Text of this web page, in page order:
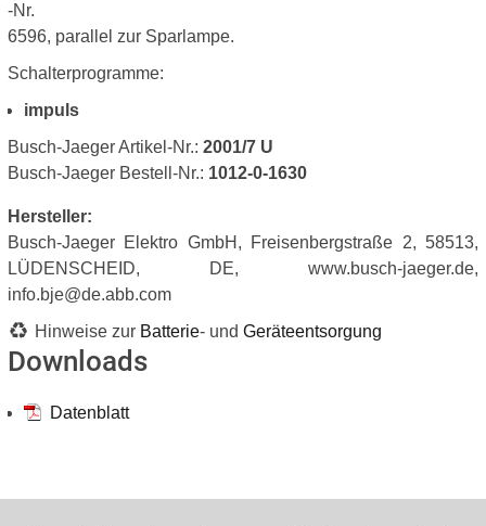
-Nr.
6596, parallel zur Sparlampe.
Schalterprogramme:
impuls
Busch-Jaeger Artikel-Nr.: 2001/7 U
Busch-Jaeger Bestell-Nr.: 1012-0-1630
Hersteller:
Busch-Jaeger Elektro GmbH, Freisenbergstraße 2, 58513,
LÜDENSCHEID, DE, www.busch-jaeger.de,
info.bje@de.abb.com
Hinweise zur Batterie- und Geräteentsorgung
Downloads
Datenblatt